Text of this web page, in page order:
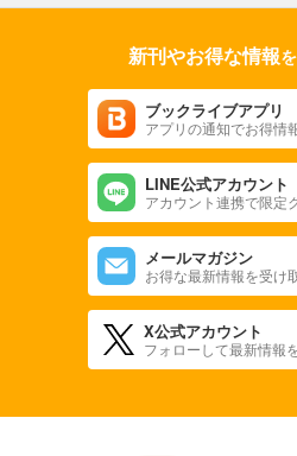
新刊やお得な情報
ブックライブアプリ
アプリの通知でお得情
LINE公式アカウント
アカウント連携で限定
メールマガジン
お得な最新情報を受け
X公式アカウント
フォローして最新情報